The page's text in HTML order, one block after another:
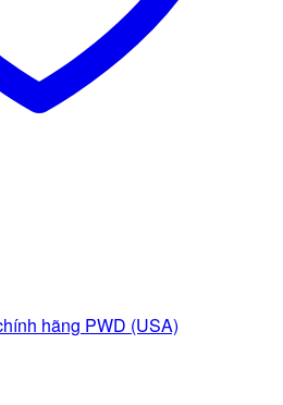
hãng PWD (USA)